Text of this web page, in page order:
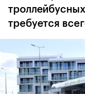
требуется